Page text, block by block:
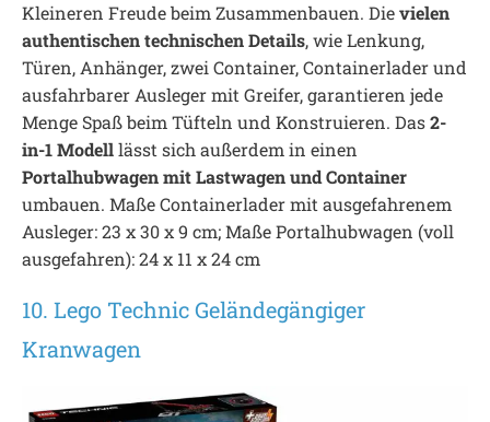
Kleineren Freude beim Zusammenbauen. Dievielen
authentischen technischen Details, wie Lenkung,
Türen, Anhänger, zwei Container, Containerlader und
ausfahrbarer Ausleger mit Greifer, garantieren jede
Menge Spaß beim Tüfteln und Konstruieren. Das2-
in-1 Modelllässt sich außerdem in einen
Portalhubwagen mit Lastwagen und Container
umbauen. Maße Containerlader mit ausgefahrenem
Ausleger: 23 x 30 x 9 cm; Maße Portalhubwagen (voll
ausgefahren): 24 x 11 x 24 cm
10. Lego Technic Geländegängiger
Kranwagen